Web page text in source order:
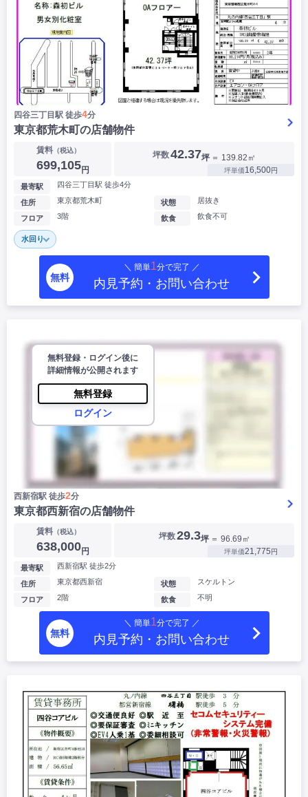
四谷三丁目駅 徒歩4分
東京都荒木町の店舗物件
賃料（税込）
699,105円
坪数42.37坪 ＝ 139.82㎡
坪単価16,500円
最寄駅 四谷三丁目駅 徒歩4分
住所 東京都荒木町
フロア 3階
状態 居抜き
飲食 飲食不可
水回り
無料
＼ 簡単1分で完了 ／
内見予約・お問い合わせ
無料登録・ログイン後に
詳細情報が公開されます
無料登録
ログイン
西新宿駅 徒歩2分
東京都西新宿の店舗物件
賃料（税込）
638,000円
坪数29.3坪 ＝ 96.69㎡
坪単価21,775円
最寄駅 西新宿駅 徒歩2分
住所 東京都西新宿
フロア 2階
状態 スケルトン
飲食 不明
無料
＼ 簡単1分で完了 ／
内見予約・お問い合わせ